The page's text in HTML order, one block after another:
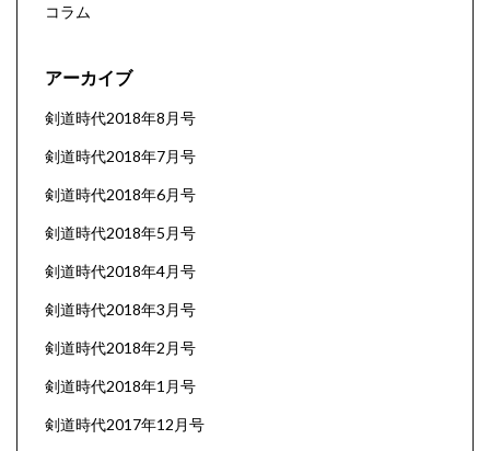
コラム
アーカイブ
剣道時代2018年8月号
剣道時代2018年7月号
剣道時代2018年6月号
剣道時代2018年5月号
剣道時代2018年4月号
剣道時代2018年3月号
剣道時代2018年2月号
剣道時代2018年1月号
剣道時代2017年12月号